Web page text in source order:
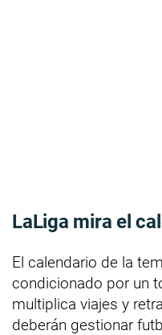
LaLiga mira el
El calendario de la
condicionado por un
multiplica viajes y
deberán gestionar